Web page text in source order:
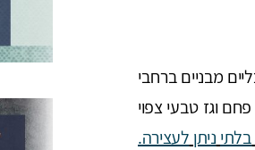
מבניים ברחבי
וגז טבעי צפוי
בלתי ניתן לעצירה.